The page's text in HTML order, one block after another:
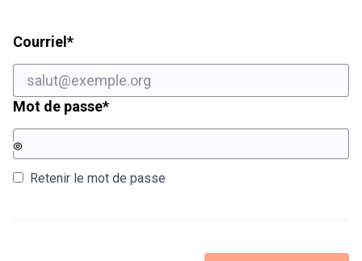
Courriel *Champ obligatoire
Mot de passe*Champ obligatoire
Retenir le mot de passe